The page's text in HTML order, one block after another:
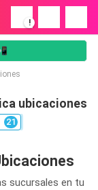
!
ubicaciones
21
sucursales en tu